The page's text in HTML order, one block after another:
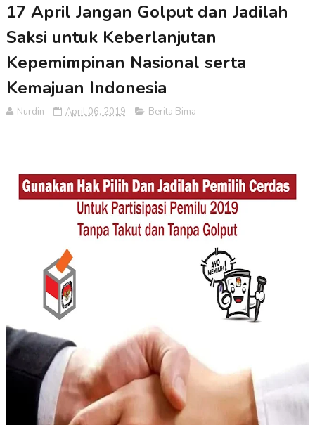
17 April Jangan Golput dan Jadilah
Saksi untuk Keberlanjutan
Kepemimpinan Nasional serta
Kemajuan Indonesia
Nurdin April 06, 2019 Berita Bima